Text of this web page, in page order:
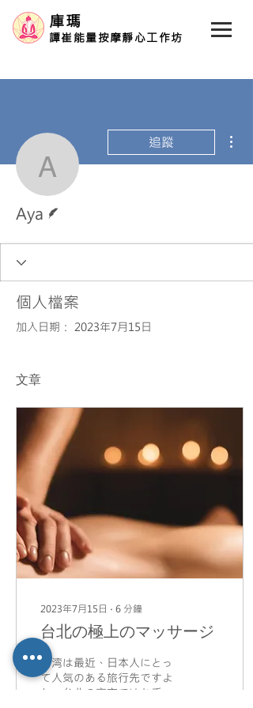
庫瑪
譚崔能量按摩靜心工作坊
Aya
追蹤
Aya
個人檔案
加入日期： 2023年7月15日
文章
2023年7月15日 ∙ 6 分鐘
台北の極上のマッサージ
台湾は最近、日本人にとっ
て人気のある旅行先ですよ
ね。台北の夜市ではお手頃